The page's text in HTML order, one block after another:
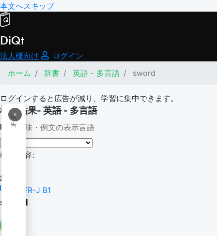
本文へスキップ
DiQt
法人様向け
ログイン
ホーム
辞書 英語 - 多言語 sword
ログインすると広告が減り、学習に集中できます。
×
広
告
検索結果- 英語 - 多言語
意味・例文の表示言語
検索内容:
sword
CEFR-J B1
sword